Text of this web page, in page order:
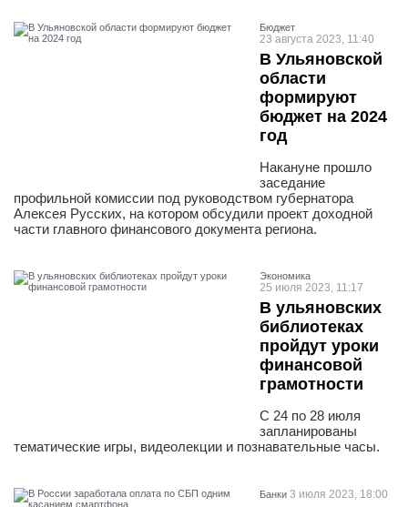
Бюджет
23 августа 2023, 11:40
В Ульяновской
области
формируют
бюджет на 2024
год
Накануне прошло
заседание
профильной комиссии под руководством губернатора
Алексея Русских, на котором обсудили проект доходной
части главного финансового документа региона.
Экономика
25 июля 2023, 11:17
В ульяновских
библиотеках
пройдут уроки
финансовой
грамотности
С 24 по 28 июля
запланированы
тематические игры, видеолекции и познавательные часы.
Банки 3 июля 2023, 18:00